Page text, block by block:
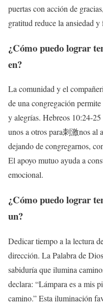
puertas con acción de
gratitud reduce la ansiedad
¿Cómo puedo lograr
en?
La comunidad y el
de una congregación
y alegrías. Hebreos 10:24-
unos a otros para刺激nos al
dejando de congregarnos,
El apoyo mutuo ayuda a
emocional.
¿Cómo puedo lograr
un?
Dedicar tiempo a la lectura
dirección. La Palabra de
sabiduría que ilumina
declara: “Lámpara es a mis
camino.” Esta iluminación